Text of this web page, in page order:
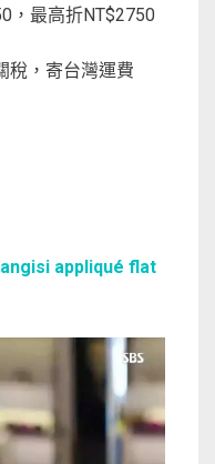
，最高折NT$2750
稅，寄台灣運費
appliqué flat